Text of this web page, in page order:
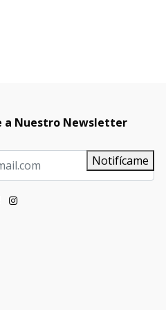
a Nuestro Newsletter
Notifícame